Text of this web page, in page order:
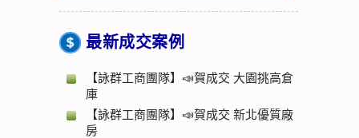
最新成交案例
【詠群工商團隊】📣賀成交 大園挑高倉
庫
【詠群工商團隊】📣賀成交 新北優質廠
房